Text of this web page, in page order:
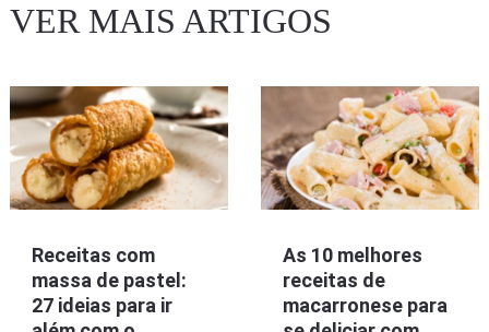
VER MAIS ARTIGOS
Receitas com
massa de pastel:
27 ideias para ir
As 10 melhores
receitas de
macarronese para